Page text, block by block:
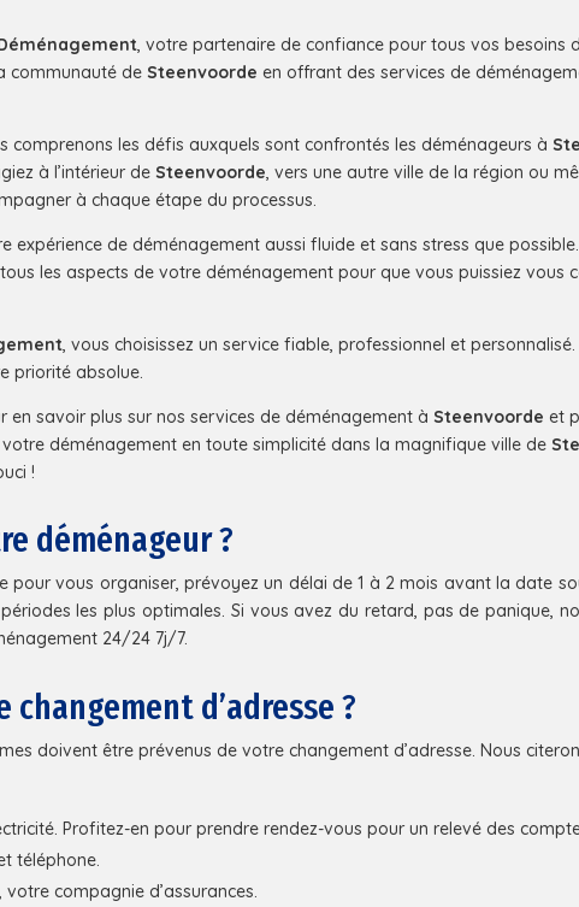
, votre partenaire de confiance pour tous vos
communauté deSteenvoorde en offrant des services de
comprenons les défis auxquels sont confrontés les déménageurs à
à l’intérieur deSteenvoorde , vers une autre ville de la région ou
à chaque étape du processus.
expérience de déménagement aussi fluide et sans stress que
les aspects de votre déménagement pour que vous puissiez
, vous choisissez un service fiable, professionnel et
priorité absolue.
en savoir plus sur nos services de déménagement àSteenvoorde et
déménagement en toute simplicité dans la magnifique ville de
!
déménageur ?
pour vous organiser, prévoyez un délai de 1 à 2 mois avant la date
les plus optimales. Si vous avez du retard, pas de panique,
24/24 7j/7.
d’adresse ?
doivent être prévenus de votre changement d’adresse. Nous
Profitez-en pour prendre rendez-vous pour un relevé des
téléphone.
compagnie d’assurances.